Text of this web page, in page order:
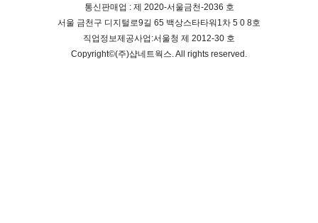
통신판매업 : 제 2020-서울금천-2036 호
서울 금천구 디지털로9길 65 백상스타타워1차 5 0 8호
직업정보제공사업:서울청 제 2012-30 호
Copyright©(주)샵네트웍스. All rights reserved.